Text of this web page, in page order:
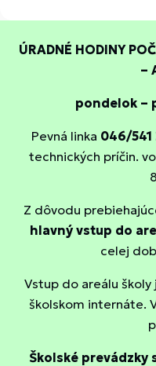
ÚRADNÉ HODINY
–
pondelok –
Pevná linka 046/541
technických príčin.
Z dôvodu
hlavný vstup do
celej
Vstup do areálu
školskom internáte.
Školské prevádzky